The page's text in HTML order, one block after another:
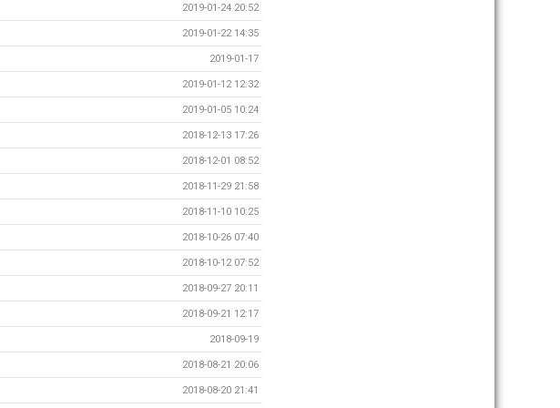
2019-01-24 20:52
2019-01-22 14:35
2019-01-17
2019-01-12 12:32
2019-01-05 10:24
2018-12-13 17:26
2018-12-01 08:52
2018-11-29 21:58
2018-11-10 10:25
2018-10-26 07:40
2018-10-12 07:52
2018-09-27 20:11
2018-09-21 12:17
2018-09-19
2018-08-21 20:06
2018-08-20 21:41